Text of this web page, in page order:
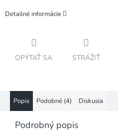
Detailné informácie
OPÝTAŤ SA STRÁŽIŤ
Popis Podobné (4) Diskusia
Podrobný popis